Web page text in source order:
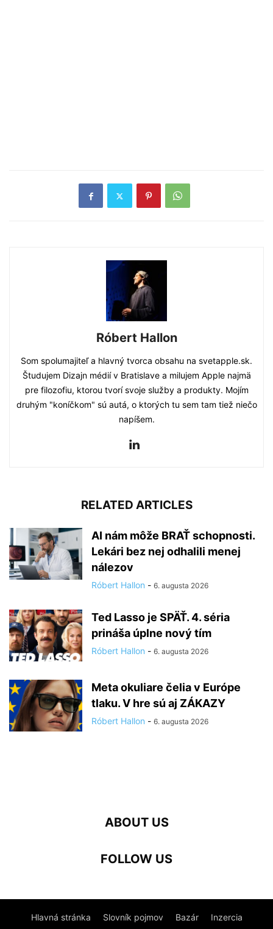
Róbert Hallon
Som spolumajiteľ a hlavný tvorca obsahu na svetapple.sk.
Študujem Dizajn médií v Bratislave a milujem Apple najmä
pre filozofiu, ktorou tvorí svoje služby a produkty. Mojím
druhým "koníčkom" sú autá, o ktorých tu sem tam tiež niečo
napíšem.
RELATED ARTICLES
AI nám môže BRAŤ schopnosti.
Lekári bez nej odhalili menej
nálezov
Róbert Hallon - 6. augusta 2026
Ted Lasso je SPÄŤ. 4. séria
prináša úplne nový tím
Róbert Hallon - 6. augusta 2026
Meta okuliare čelia v Európe
tlaku. V hre sú aj ZÁKAZY
Róbert Hallon - 6. augusta 2026
ABOUT US
FOLLOW US
Hlavná stránka Slovník pojmov Bazár Inzercia